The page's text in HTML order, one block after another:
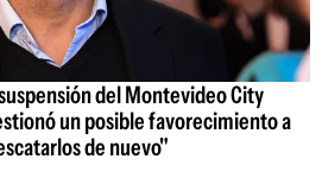
del Montevideo City
un posible favorecimiento a
de nuevo"